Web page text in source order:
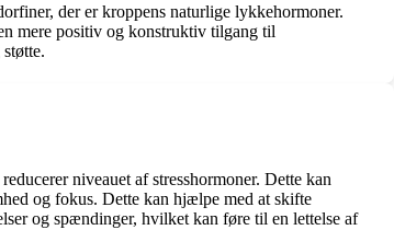
der er kroppens naturlige lykkehormoner.
mere positiv og konstruktiv tilgang til
niveauet af stresshormoner. Dette kan
og fokus. Dette kan hjælpe med at skifte
og spændinger, hvilket kan føre til en lettelse af